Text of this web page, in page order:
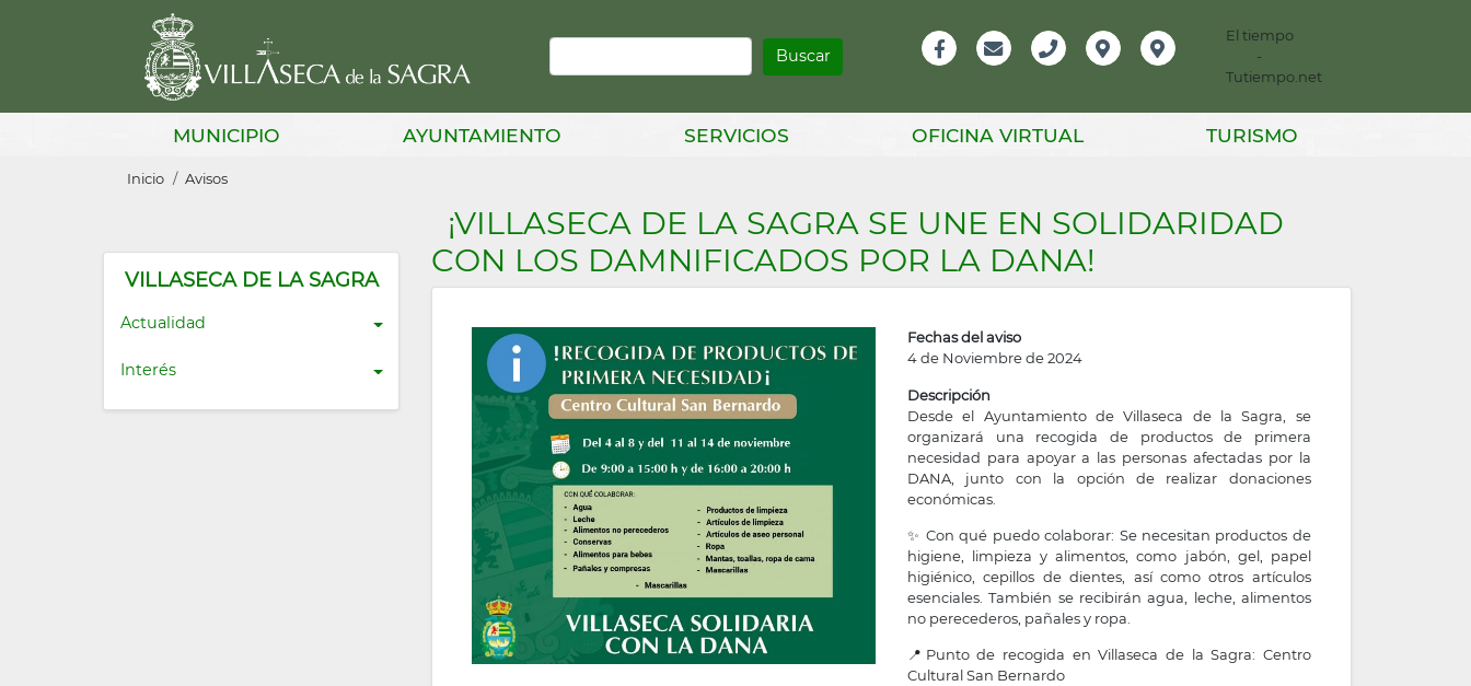
Buscar
Información
El tiempo
-
Tutiempo.net
MUNICIPIO AYUNTAMIENTO SERVICIOS OFICINA VIRTUAL TURISMO
Sobrescribir
de
ayuda
a
la
Inicio Avisos
VILLASECA DE LA SAGRA
Actualidad
Interés
¡VILLASECA DE LA SAGRA SE UNE EN SOLIDARIDAD
CON LOS DAMNIFICADOS POR LA DANA!
Fechas del aviso
4 de Noviembre de 2024
Descripción
Desde el Ayuntamiento de Villaseca de la Sagra, se
organizará una recogida de productos de primera
necesidad para apoyar a las personas afectadas por la
DANA, junto con la opción de realizar donaciones
económicas.
✨ Con qué puedo colaborar: Se necesitan productos de
higiene, limpieza y alimentos, como jabón, gel, papel
higiénico, cepillos de dientes, así como otros artículos
esenciales. También se recibirán agua, leche, alimentos
no perecederos, pañales y ropa.
📍Punto de recogida en Villaseca de la Sagra: Centro
Cultural San Bernardo